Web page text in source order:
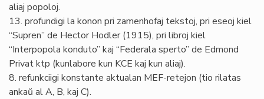
aliaj popoloj.
13. profundigi la konon pri zamenhofaj tekstoj, pri eseoj kiel
“Supren” de Hector Hodler (1915), pri libroj kiel
“Interpopola konduto” kaj “Federala sperto” de Edmond
Privat ktp (kunlabore kun KCE kaj kun aliaj).
8. refunkciigi konstante aktualan MEF-retejon (tio rilatas
ankaŭ al A, B, kaj C).